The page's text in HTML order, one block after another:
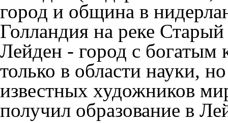
город и община в
Голландия на реке
Лейден - город с богатым
только в области науки,
известных художников
получил образование в